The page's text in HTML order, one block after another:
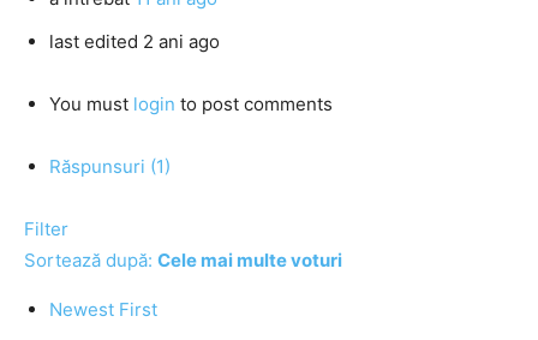
last edited 2 ani ago
You must login to post comments
Răspunsuri (1)
Filter
Sortează după: Cele mai multe voturi
Newest First